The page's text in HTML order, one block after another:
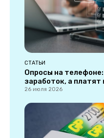
СТАТЬИ
Опросы на
заработок, а платят
26 июля 2026